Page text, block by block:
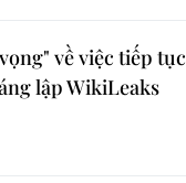
về việc tiếp tục
lập WikiLeaks